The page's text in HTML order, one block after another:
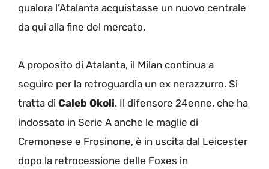
qualora l’Atalanta acquistasse un nuovo centrale
da qui alla fine del mercato.
A proposito di Atalanta, il Milan continua a
seguire per la retroguardia un ex nerazzurro. Si
tratta di Caleb Okoli. Il difensore 24enne, che ha
indossato in Serie A anche le maglie di
Cremonese e Frosinone, è in uscita dal Leicester
dopo la retrocessione delle Foxes in